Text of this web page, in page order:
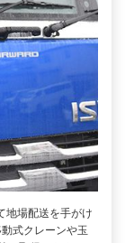
地場配送を手がけ
式クレーンや玉